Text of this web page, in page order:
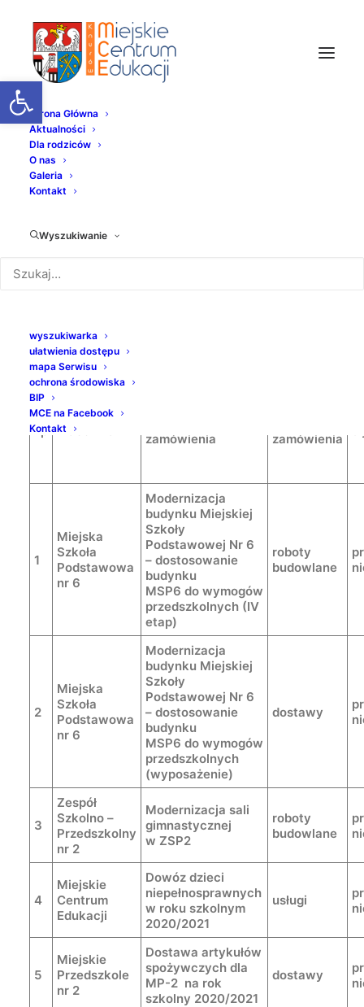
Otwórz pasek narzędzi
Strona Główna
Aktualności
Dla rodziców
O nas
Galeria
Kontakt
Wyszukiwanie
wyszukiwarka
ułatwienia dostępu
mapa Serwisu
ochrona środowiska
BIP
MCE na Facebook
Kontakt
publicznych na rok
Lp Placówka
zamówienia
zamówienia
1
Miejska
Szkoła
Podstawowa
nr 6
Modernizacja
budynku Miejskiej
Szkoły
Podstawowej Nr 6
– dostosowanie
budynku
MSP6 do wymogów
przedszkolnych (IV
etap)
roboty
budowlane
2
Miejska
Szkoła
Podstawowa
nr 6
Modernizacja
budynku Miejskiej
Szkoły
Podstawowej Nr 6
– dostosowanie
budynku
MSP6 do wymogów
przedszkolnych
(wyposażenie)
dostawy
3
Zespół
Szkolno –
Przedszkolny
nr 2
Modernizacja sali
gimnastycznej
w ZSP2
roboty
budowlane
4
Miejskie
Centrum
Edukacji
Dowóz dzieci
niepełnosprawnych
w roku szkolnym
2020/2021
usługi
5
Miejskie
Przedszkole
nr 2
Dostawa artykułów
spożywczych dla
MP-2 na rok
szkolny 2020/2021
dostawy